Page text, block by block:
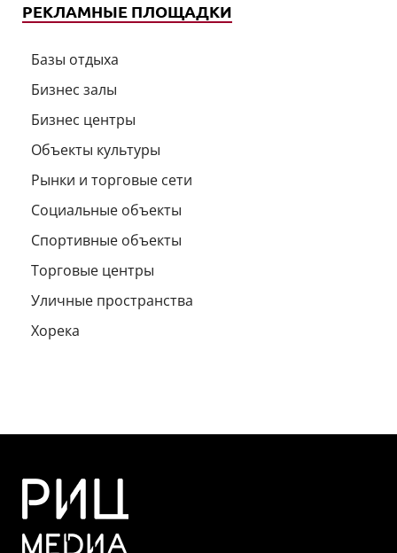
РЕКЛАМНЫЕ ПЛОЩАДКИ
Базы отдыха
Бизнес залы
Бизнес центры
Объекты культуры
Рынки и торговые сети
Социальные объекты
Спортивные объекты
Торговые центры
Уличные пространства
Хорека